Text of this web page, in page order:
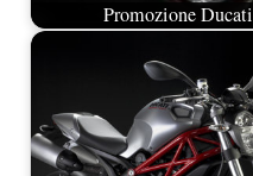
Promozione Ducati